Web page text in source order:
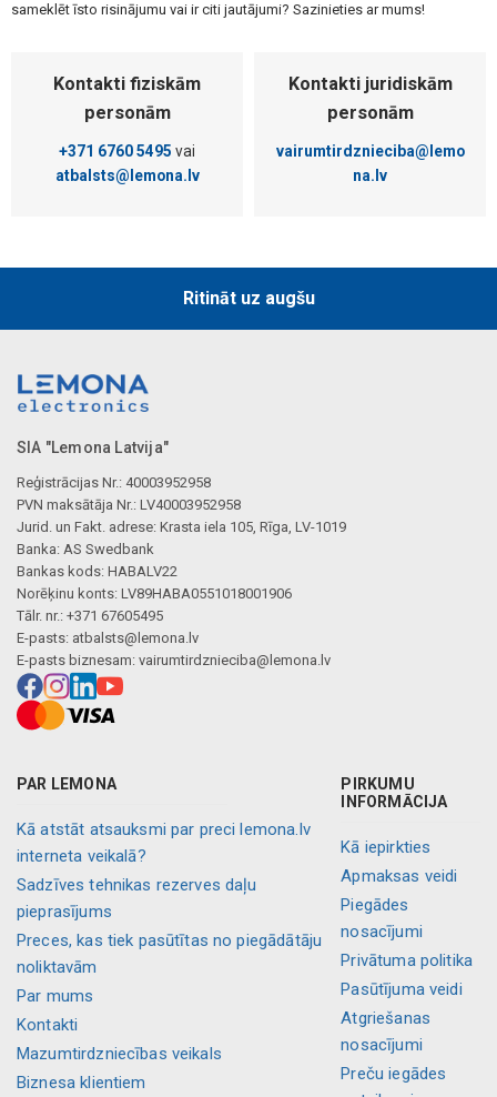
sameklēt īsto risinājumu vai ir citi jautājumi? Sazinieties ar mums!
Kontakti fiziskām
personām
+371 6760 5495 vai
atbalsts@lemona.lv
Kontakti juridiskām
personām
vairumtirdznieciba@lemo
na.lv
Ritināt uz augšu
SIA "Lemona Latvija"
Reģistrācijas Nr.: 40003952958
PVN maksātāja Nr.: LV40003952958
Jurid. un Fakt. adrese: Krasta iela 105, Rīga, LV-1019
Banka: AS Swedbank
Bankas kods: HABALV22
Norēķinu konts: LV89HABA0551018001906
Tālr. nr.: +371 67605495
E-pasts: atbalsts@lemona.lv
E-pasts biznesam: vairumtirdznieciba@lemona.lv
PAR LEMONA
Kā atstāt atsauksmi par preci lemona.lv
interneta veikalā?
Sadzīves tehnikas rezerves daļu
pieprasījums
Preces, kas tiek pasūtītas no piegādātāju
noliktavām
Par mums
Kontakti
Mazumtirdzniecības veikals
Biznesa klientiem
PIRKUMU
INFORMĀCIJA
Kā iepirkties
Apmaksas veidi
Piegādes
nosacījumi
Privātuma politika
Pasūtījuma veidi
Atgriešanas
nosacījumi
Preču iegādes